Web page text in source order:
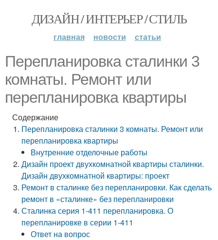
ДИЗАЙН / ИНТЕРЬЕР / СТИЛЬ
главная новости статьи
Перепланировка сталинки 3
комнаты. Ремонт или
перепланировка квартиры
Содержание
Перепланировка сталинки 3 комнаты. Ремонт или
перепланировка квартиры
Внутренние отделочные работы
Дизайн проект двухкомнатной квартиры сталинки.
Дизайн двухкомнатной квартиры: проект
Ремонт в сталинке без перепланировки. Как сделать
ремонт в «сталинке» без перепланировки
Сталинка серия 1-411 перепланировка. О
перепланировке в серии 1-411
Ответ на вопрос